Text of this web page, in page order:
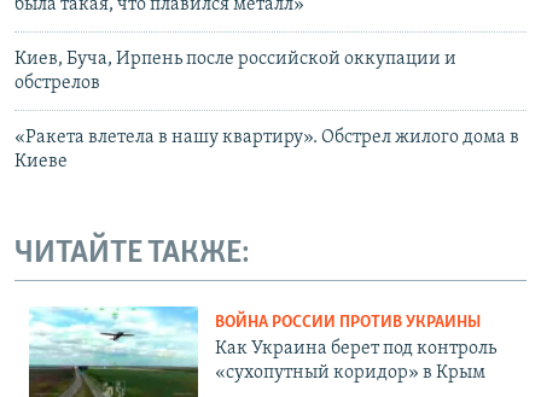
была такая, что плавился металл»
Киев, Буча, Ирпень после российской оккупации и
обстрелов
«Ракета влетела в нашу квартиру». Обстрел жилого дома в
Киеве
ЧИТАЙТЕ ТАКЖЕ:
ВОЙНА РОССИИ ПРОТИВ УКРАИНЫ
Как Украина берет под контроль
«сухопутный коридор» в Крым